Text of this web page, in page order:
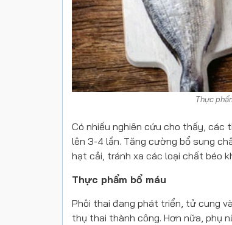
Thực
Có nhiều nghiên cứu cho thấy, các
lên 3-4 lần. Tăng cường bổ sung
hạt cải, tránh xa các loại chất béo
Thực phẩm bổ máu
Phôi thai đang phát triển, tử cung
thụ thai thành công. Hơn nữa, phụ